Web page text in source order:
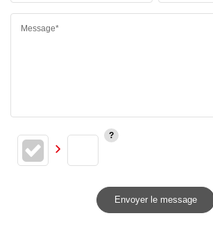
Message*
Envoyer le message